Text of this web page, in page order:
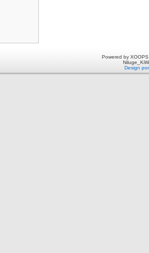
Powered by
Design